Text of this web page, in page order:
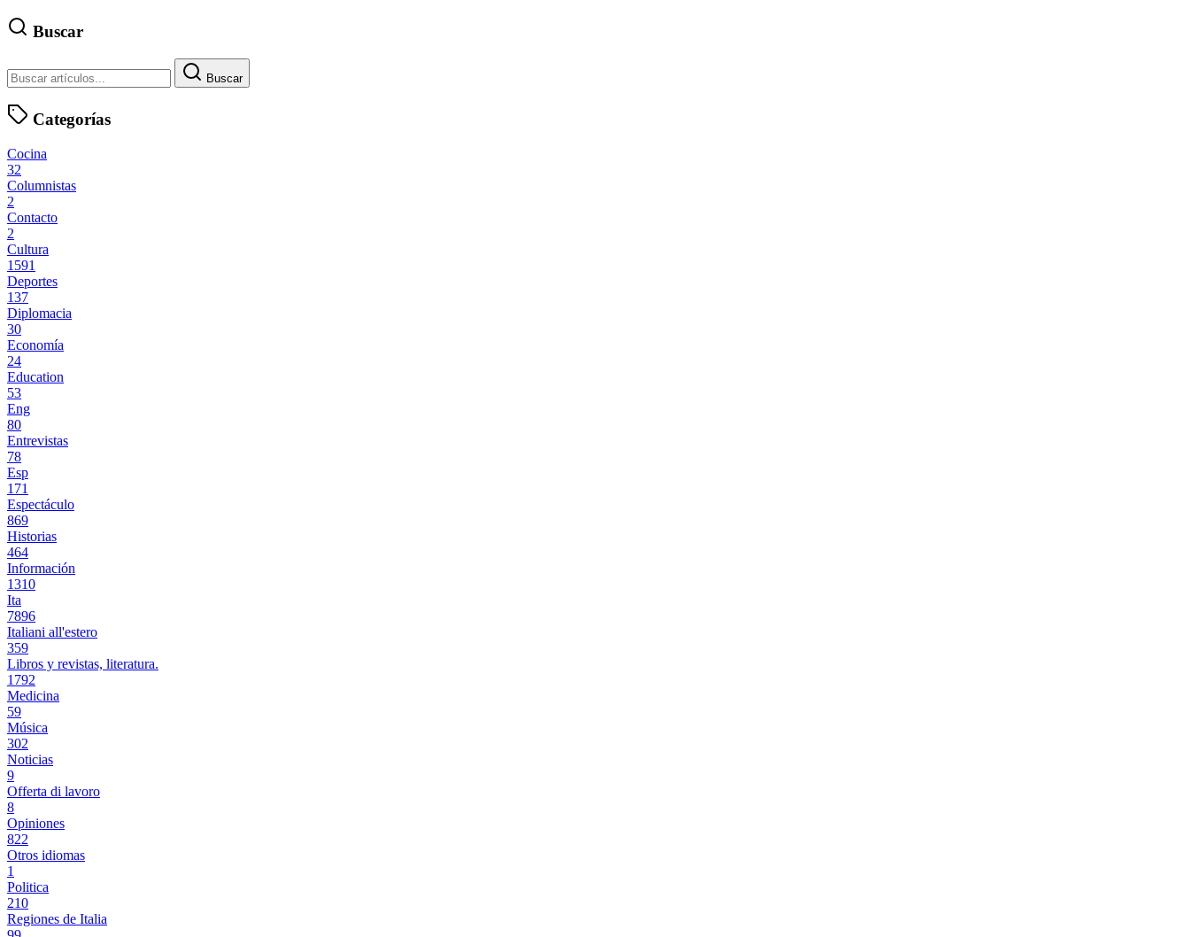
Buscar
Buscar
Categorías
Cocina
32
Columnistas
2
Contacto
2
Cultura
1591
Deportes
137
Diplomacia
30
Economía
24
Education
53
Eng
80
Entrevistas
78
Esp
171
Espectáculo
869
Historias
464
Información
1310
Ita
7896
Italiani all'estero
359
Libros y revistas, literatura.
1792
Medicina
59
Música
302
Noticias
9
Offerta di lavoro
8
Opiniones
822
Otros idiomas
1
Politica
210
Regiones de Italia